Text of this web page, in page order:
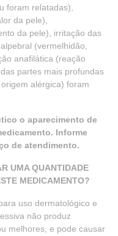
foram relatadas),
da pele),
da pele), irritação das
(vermelhidão,
anafilática (reação
partes mais profundas
alérgica) foram
o aparecimento de
Informe
de atendimento.
UMA QUANTIDADE
MEDICAMENTO?
uso dermatológico e
não produz
melhores, e pode causar